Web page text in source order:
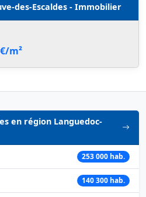
des-Escaldes - Immobilier
m²
en région Languedoc-
253 000 hab.
140 300 hab.